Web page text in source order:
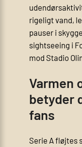
rigeligt vand,
pauser i
sightseeing i
mod Stadio
Varmen
betyder
fans
Serie A fløjtes